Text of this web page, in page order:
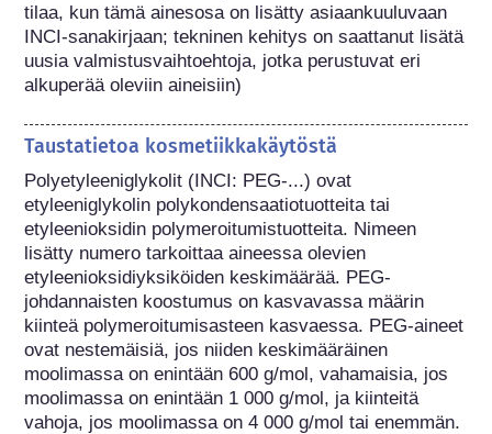
tilaa, kun tämä ainesosa on lisätty asiaankuuluvaan
INCI-sanakirjaan; tekninen kehitys on saattanut lisätä
uusia valmistusvaihtoehtoja, jotka perustuvat eri
alkuperää oleviin aineisiin)
Taustatietoa kosmetiikkakäytöstä
Polyetyleeniglykolit (INCI: PEG-...) ovat
etyleeniglykolin polykondensaatiotuotteita tai
etyleenioksidin polymeroitumistuotteita. Nimeen
lisätty numero tarkoittaa aineessa olevien
etyleenioksidiyksiköiden keskimäärää. PEG-
johdannaisten koostumus on kasvavassa määrin
kiinteä polymeroitumisasteen kasvaessa. PEG-aineet
ovat nestemäisiä, jos niiden keskimääräinen
moolimassa on enintään 600 g/mol, vahamaisia, jos
moolimassa on enintään 1 000 g/mol, ja kiinteitä
vahoja, jos moolimassa on 4 000 g/mol tai enemmän.